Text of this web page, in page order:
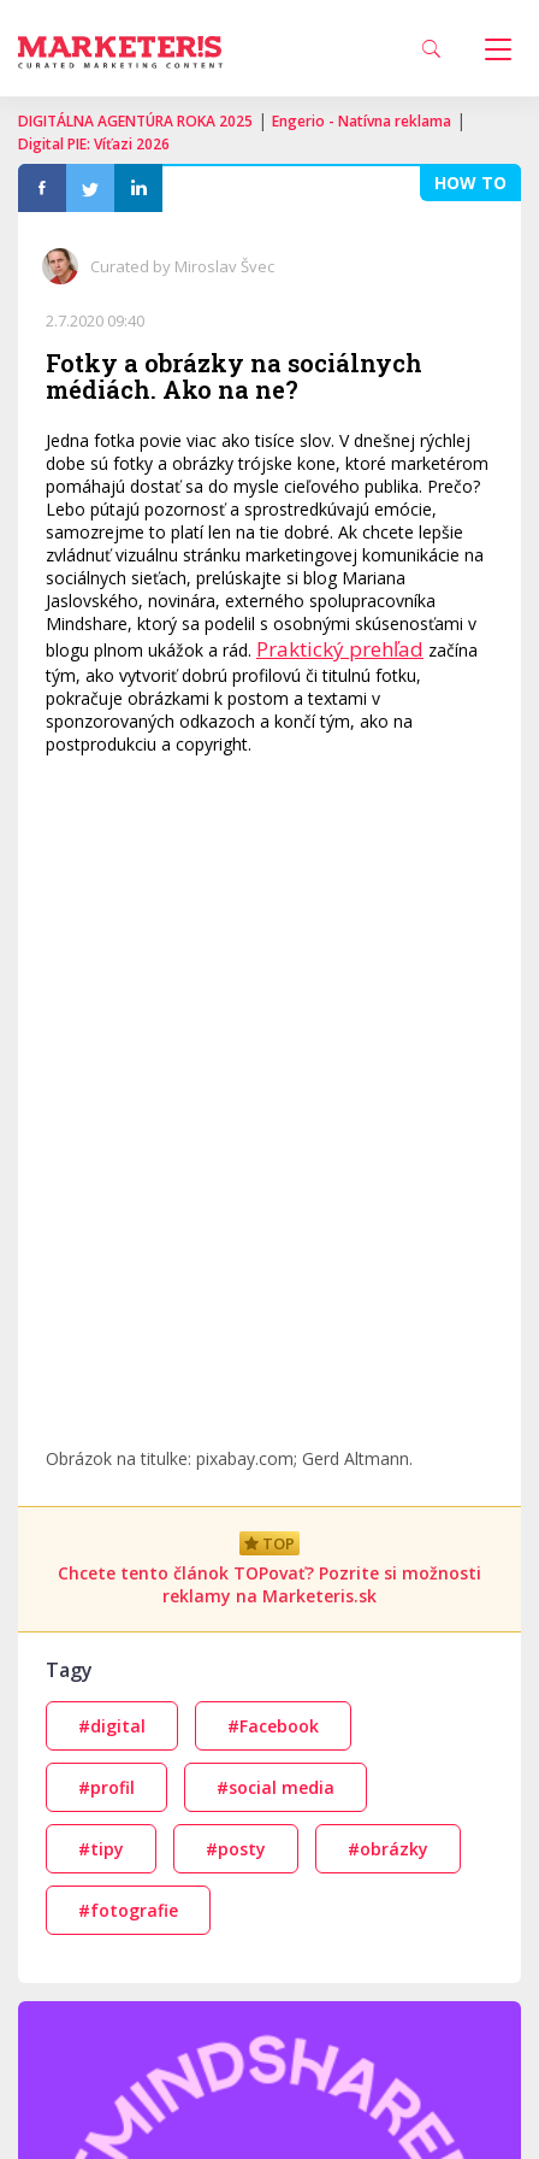
DIGITÁLNA AGENTÚRA ROKA 2025 | Engerio - Natívna reklama |
Digital PIE: Víťazi 2026
HOW TO
Curated by Miroslav Švec
2.7.2020 09:40
Fotky a obrázky na sociálnych
médiách. Ako na ne?
Jedna fotka povie viac ako tisíce slov. V dnešnej rýchlej
dobe sú fotky a obrázky trójske kone, ktoré marketérom
pomáhajú dostať sa do mysle cieľového publika. Prečo?
Lebo pútajú pozornosť a sprostredkúvajú emócie,
samozrejme to platí len na tie dobré. Ak chcete lepšie
zvládnuť vizuálnu stránku marketingovej komunikácie na
sociálnych sieťach, prelúskajte si blog Mariana
Jaslovského, novinára, externého spolupracovníka
Mindshare, ktorý sa podelil s osobnými skúsenosťami v
blogu plnom ukážok a rád. Praktický prehľad začína
tým, ako vytvoriť dobrú profilovú či titulnú fotku,
pokračuje obrázkami k postom a textami v
sponzorovaných odkazoch a končí tým, ako na
postprodukciu a copyright.
Obrázok na titulke: pixabay.com; Gerd Altmann.
TOP
Chcete tento článok TOPovať? Pozrite si možnosti
reklamy na Marketeris.sk
Tagy
#digital #Facebook
#profil #social media
#tipy #posty #obrázky
#fotografie